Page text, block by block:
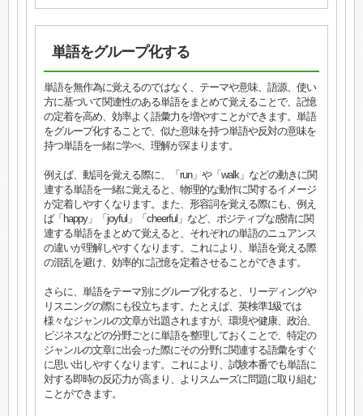
単語をグループ化する
単語を無作為に覚えるのではなく、テーマや意味、語源、使い
方に基づいて関連性のある単語をまとめて覚えることで、記憶
の定着を高め、効率よく語彙力を増やすことができます。単語
をグループ化することで、似た意味を持つ単語や反対の意味を
持つ単語を一緒に学べ、理解が深まります。
例えば、動詞を覚える際に、「run」や「walk」などの動きに関
連する単語を一緒に覚えると、物理的な動作に関するイメージ
が定着しやすくなります。また、形容詞を覚える際にも、例え
ば「happy」「joyful」「cheerful」など、ポジティブな感情に関
連する単語をまとめて覚えると、それぞれの単語のニュアンス
の違いが理解しやすくなります。これにより、単語を覚える際
の混乱を避け、効率的に記憶を定着させることができます。
さらに、単語をテーマ別にグループ化すると、リーディングや
リスニングの際にも役立ちます。たとえば、英検準1級では
様々なジャンルの文章が出題されますが、環境や健康、政治、
ビジネスなどの分野ごとに単語を整理しておくことで、特定の
ジャンルの文章に出会った際にその分野に関連する語彙をすぐ
に思い出しやすくなります。これにより、試験本番でも単語に
対する即時の反応力が高まり、よりスムーズに問題に取り組む
ことができます。